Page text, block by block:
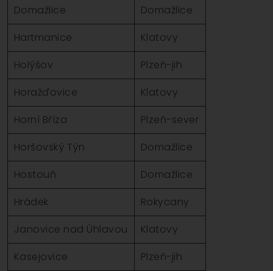
Domažlice
Domažlice
Hartmanice
Klatovy
Holýšov
Plzeň-jih
Horažďovice
Klatovy
Horní Bříza
Plzeň-sever
Horšovský Týn
Domažlice
Hostouň
Domažlice
Hrádek
Rokycany
Janovice nad Úhlavou
Klatovy
Kasejovice
Plzeň-jih